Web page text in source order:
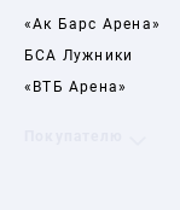
«Ак Барс Арена»
БСА Лужники
«ВТБ Арена»